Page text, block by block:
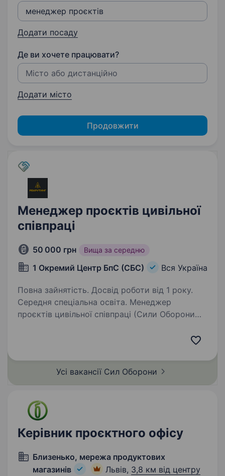
Додати посаду
Де ви хочете працювати?
Додати місто
Продовжити
Менеджер проєктів цивільної
співпраці
50 000 грн Вища за середню
1 Окремий Центр БпС (СБС) Вся Україна
Повна зайнятість. Досвід роботи від 1 року.
Середня спеціальна освіта. Менеджер
проєктів цивільної співпраці (Сили Оборони
в новітньому роді військ — Силах Безпілотних
БпС — це перший у світі підрозділ
«технологічного…
Усі вакансії Сил Оборони
Керівник проєктного офісу
Близенько, мережа продуктових
магазинів
Львів, 3,8 км від центру